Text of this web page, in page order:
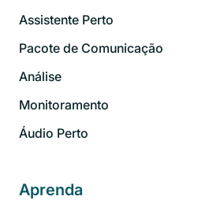
Assistente Perto
Pacote de Comunicação
Análise
Monitoramento
Áudio Perto
Aprenda